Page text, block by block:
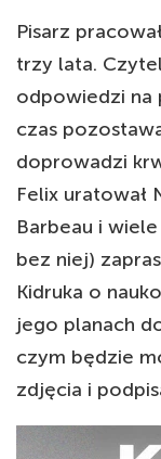
Pisarz
trzy lata.
odpowiedzi na
czas
doprowadzi
Felix uratował
Barbeau i
bez niej)
Kidruka o
jego planach
czym będzie
zdjęcia i